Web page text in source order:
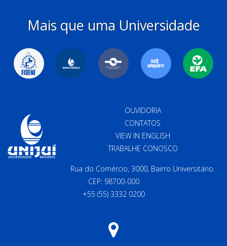
Mais que uma Universidade
OUVIDORIA
CONTATOS
VIEW IN ENGLISH
TRABALHE CONOSCO
Rua do Comércio, 3000, Bairro Universitário.
CEP: 98700-000
+55 (55) 3332 0200